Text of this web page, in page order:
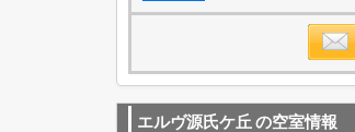
エルヴ源氏ケ丘 の空室情報